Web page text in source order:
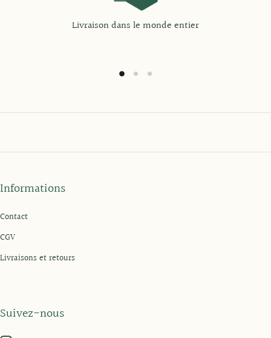
Livraison dans le monde entier
Informations
Contact
CGV
Livraisons et retours
Suivez-nous